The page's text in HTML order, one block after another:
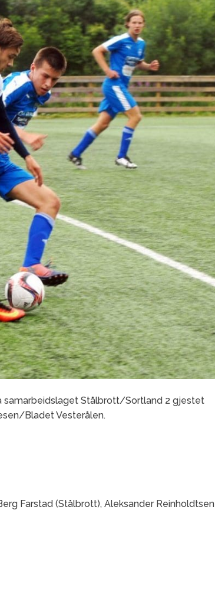
samarbeidslaget Stålbrott/Sortland 2 gjestet
Bladet Vesterålen.
Farstad (Stålbrott), Aleksander Reinholdtsen